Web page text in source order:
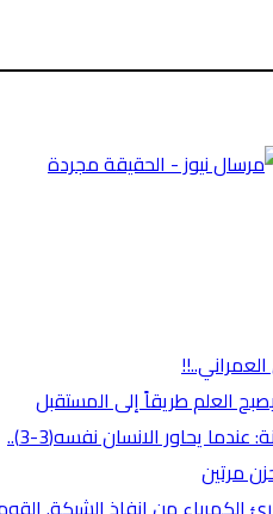
العلم طريقاً إلى المستقبل
يحاور الانسان نفسه(3-3)..
مرتين